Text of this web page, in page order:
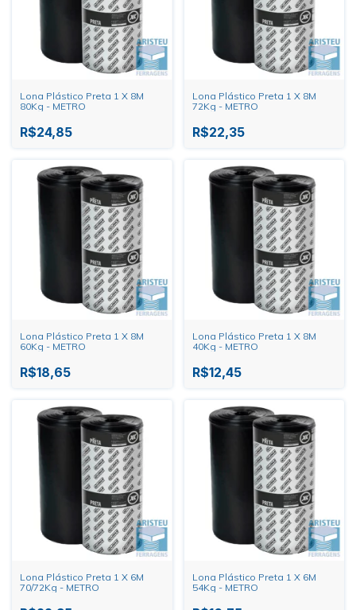
Lona Plástico Preta 1 X 8M
80Kg - METRO
R$24,85
Lona Plástico Preta 1 X 8M
72Kg - METRO
R$22,35
Lona Plástico Preta 1 X 8M
60Kg - METRO
R$18,65
Lona Plástico Preta 1 X 8M
40Kg - METRO
R$12,45
Lona Plástico Preta 1 X 6M
70/72Kg - METRO
Lona Plástico Preta 1 X 6M
54Kg - METRO